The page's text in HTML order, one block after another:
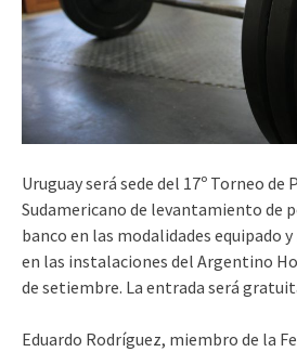
Uruguay será sede del 17º Torneo de
Sudamericano de levantamiento de
banco en las modalidades equipado y
en las instalaciones del Argentino
de setiembre. La entrada será
Eduardo Rodríguez, miembro de la